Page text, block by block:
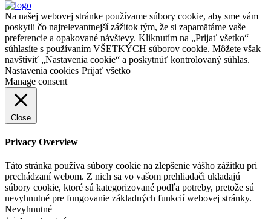
Na našej webovej stránke používame súbory cookie, aby sme vám
poskytli čo najrelevantnejší zážitok tým, že si zapamätáme vaše
preferencie a opakované návštevy. Kliknutím na „Prijať všetko“
súhlasíte s používaním VŠETKÝCH súborov cookie. Môžete však
navštíviť „Nastavenia cookie“ a poskytnúť kontrolovaný súhlas.
Nastavenia cookies Prijať všetko
Manage consent
Close
Privacy Overview
Táto stránka používa súbory cookie na zlepšenie vášho zážitku pri
prechádzaní webom. Z nich sa vo vašom prehliadači ukladajú
súbory cookie, ktoré sú kategorizované podľa potreby, pretože sú
nevyhnutné pre fungovanie základných funkcií webovej stránky.
Nevyhnutné